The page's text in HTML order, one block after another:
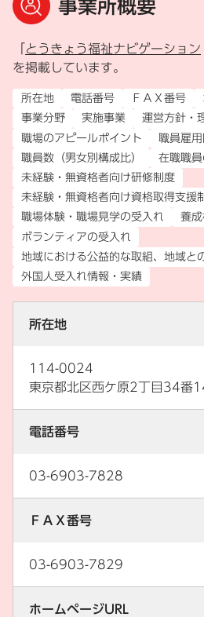
事業所概要
とうきょう福祉ナビゲーション
を掲載しています。
所在地 電話番号 ＦＡＸ番号
事業分野
実施事業
運営方針・
職場のアピールポイント
職員雇
職員数（男女別構成比）
在職職
未経験・無資格者向け研修制度
未経験・無資格者向け資格取得支援
職場体験・職場見学の受入れ
養
ボランティアの受入れ
地域における公益的な取組、地域と
外国人受入れ情報・実績
所在地
114-0024
東京都北区西ケ原2丁目34番
電話番号
03-6903-7828
ＦＡＸ番号
03-6903-7829
ホームページURL